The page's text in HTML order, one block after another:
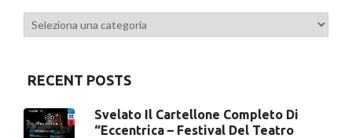
Categorie
RECENT POSTS
Svelato Il Cartellone Completo Di
“Eccentrica – Festival Del Teatro